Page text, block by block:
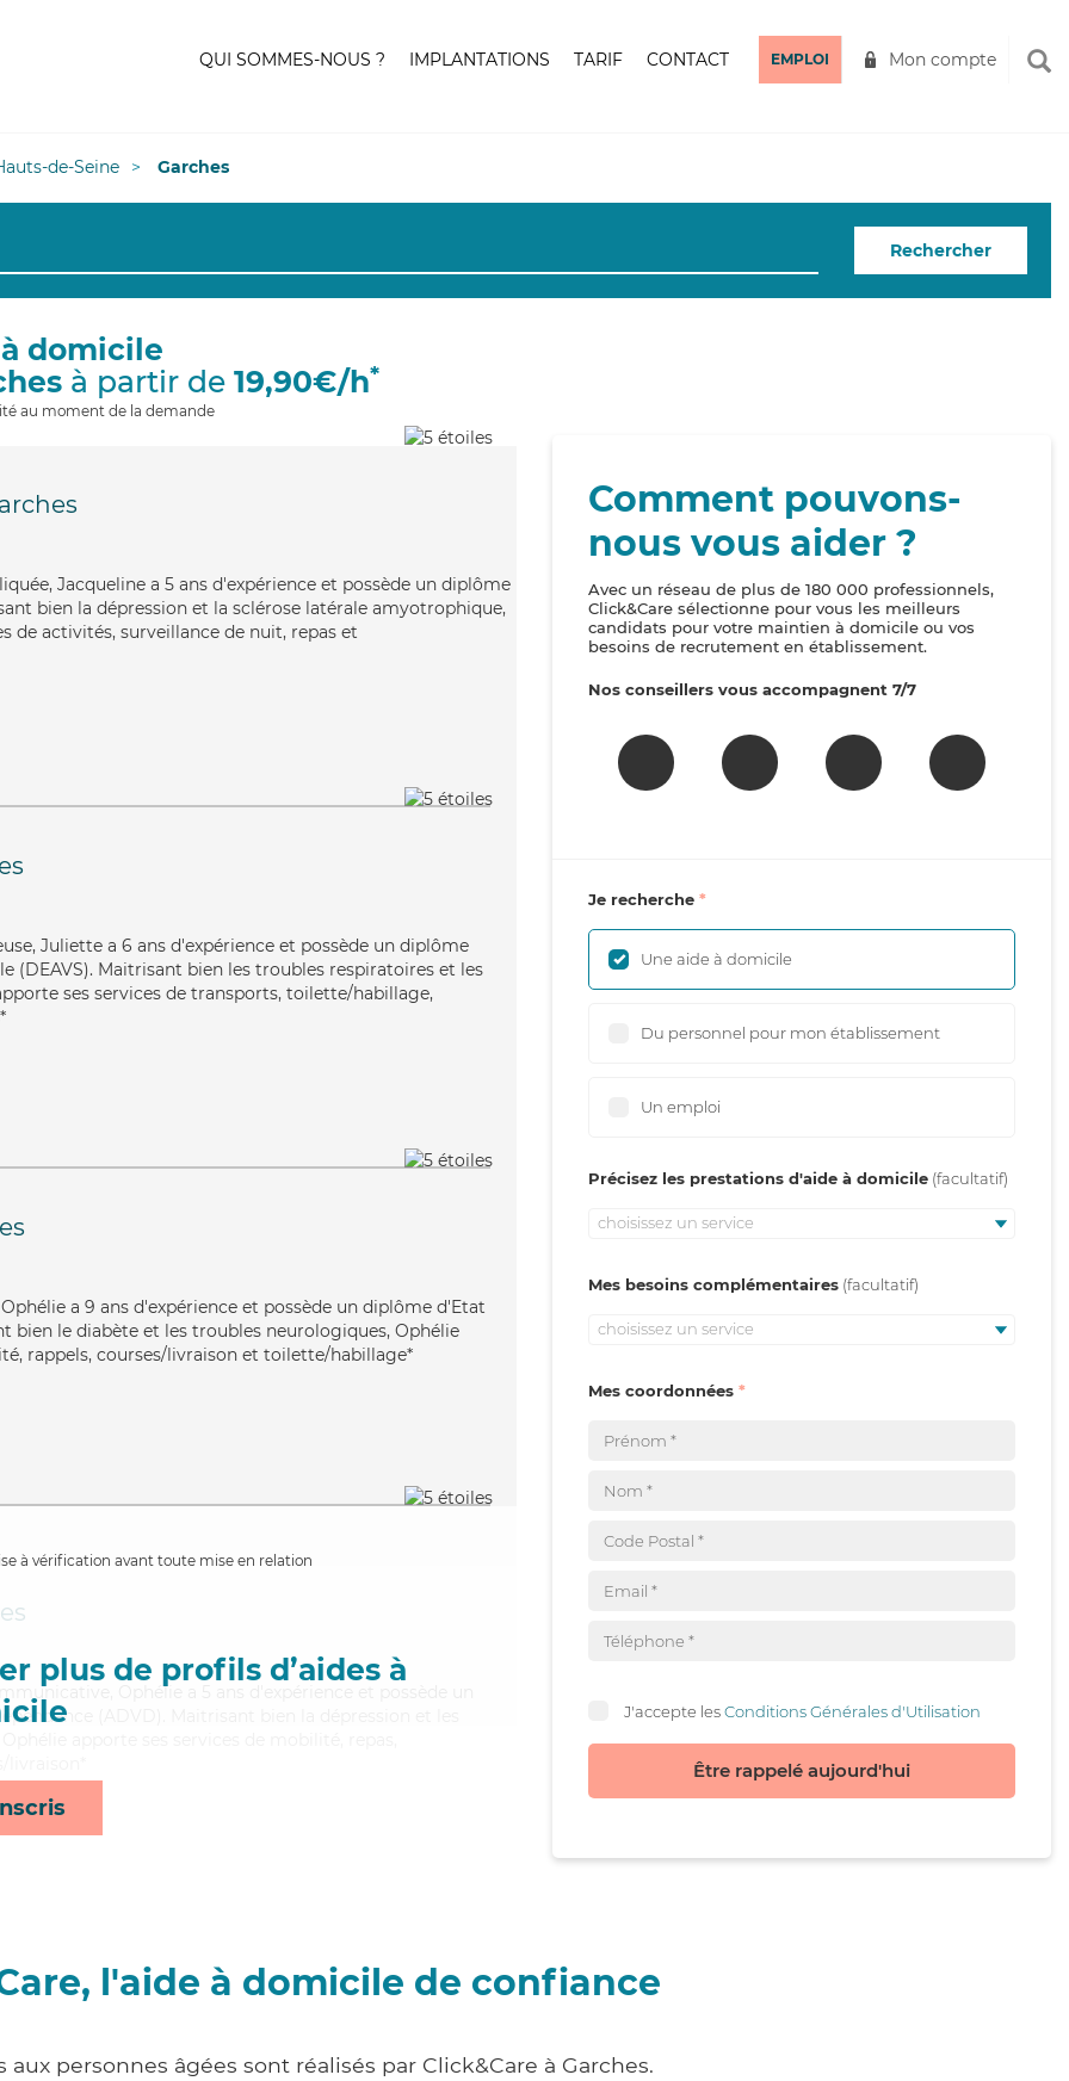
QUI SOMMES-NOUS ? IMPLANTATIONS TARIF CONTACT EMPLOI Mon compte
de-Seine Garches
Rechercher
à domicile
à partir de 19,90€/h*
au moment de la demande
Jacqueline a 5 ans d'expérience et possède un diplôme
bien la dépression et la sclérose latérale amyotrophique,
de activités, surveillance de nuit, repas et
Juliette a 6 ans d'expérience et possède un diplôme
(DEAVS). Maitrisant bien les troubles respiratoires et les
ses services de transports, toilette/habillage,
a 9 ans d'expérience et possède un diplôme d'Etat
bien le diabète et les troubles neurologiques, Ophélie
rappels, courses/livraison et toilette/habillage*
à vérification avant toute mise en relation
plus de profils d’aides à
Ophélie a 5 ans d'expérience et possède un
(ADVD). Maitrisant bien la dépression et les
Comment pouvons-
nous vous aider ?
Avec un réseau de plus de 180 000 professionnels,
Click&Care sélectionne pour vous les meilleurs
candidats pour votre maintien à domicile ou vos
besoins de recrutement en établissement.
Nos conseillers vous accompagnent 7/7
Je recherche
Une aide à domicile
Du personnel pour mon établissement
Un emploi
Précisez les prestations d'aide à domicile
choisissez un service
Mes besoins complémentaires
choisissez un service
Mes coordonnées
J'accepte lesConditions Générales d'Utilisation
Être rappelé aujourd'hui
l'aide à domicile de confiance
aux personnes âgées sont réalisés par Click&Care à Garches.